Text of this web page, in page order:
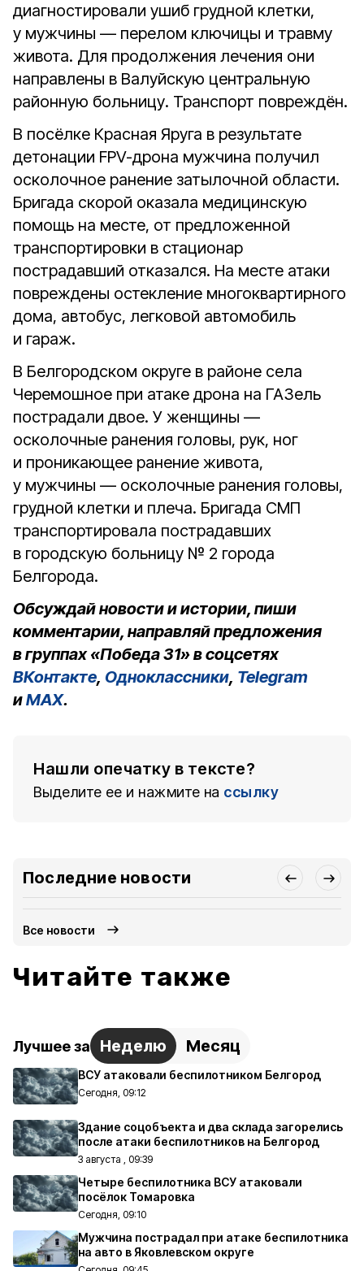
диагностировали ушиб грудной клетки,
у мужчины — перелом ключицы и травму
живота. Для продолжения лечения они
направлены в Валуйскую центральную
районную больницу. Транспорт повреждён.
В посёлке Красная Яруга в результате
детонации FPV-дрона мужчина получил
осколочное ранение затылочной области.
Бригада скорой оказала медицинскую
помощь на месте, от предложенной
транспортировки в стационар
пострадавший отказался. На месте атаки
повреждены остекление многоквартирного
дома, автобус, легковой автомобиль
и гараж.
В Белгородском округе в районе села
Черемошное при атаке дрона на ГАЗель
пострадали двое. У женщины —
осколочные ранения головы, рук, ног
и проникающее ранение живота,
у мужчины — осколочные ранения головы,
грудной клетки и плеча. Бригада СМП
транспортировала пострадавших
в городскую больницу № 2 города
Белгорода.
Обсуждай новости и истории, пиши
комментарии, направляй предложения
в группах «Победа 31» в соцсетях
ВКонтакте, Одноклассники, Telegram
иMAX.
Нашли опечатку в тексте?
Выделите ее и нажмите на ссылку
Последние новости
Все новости
Читайте также
Лучшее за Неделю Месяц
ВСУ атаковали беспилотником Белгород
Сегодня, 09:12
Здание соцобъекта и два склада загорелись
после атаки беспилотников на Белгород
3 августа , 09:39
Четыре беспилотника ВСУ атаковали
посёлок Томаровка
Сегодня, 09:10
Мужчина пострадал при атаке беспилотника
на авто в Яковлевском округе